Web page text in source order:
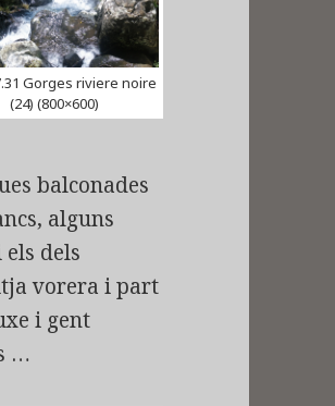
Gorges riviere noire
(24) (800×600)
balconades
alguns
dels
vorera i part
i gent
…